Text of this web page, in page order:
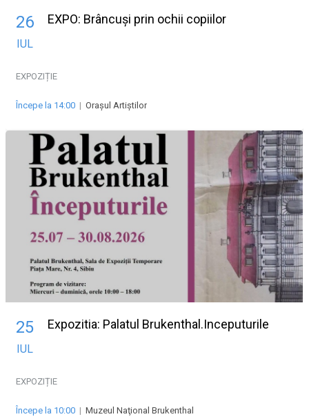
26
IUL
EXPO: Brâncuși prin ochii copiilor
EXPOZIȚIE
Începe la 14:00 | Oraşul Artiştilor
25
IUL
Expozitia: Palatul Brukenthal.Inceputurile
EXPOZIȚIE
Începe la 10:00 | Muzeul Naţional Brukenthal